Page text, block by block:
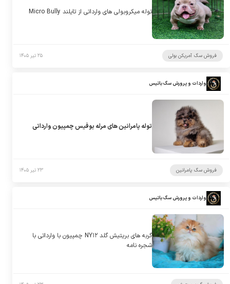
توله میکروبولی های وارداتی از تایلند Micro Bully
فروش سگ آمریکن بولی ۲۵ تیر ۱۴۰۵
واردات و پرورش سگ باتیس
توله پامرانین های مرله بوفیس چمپیون وارداتی
فروش سگ پامرانین ۲۳ تیر ۱۴۰۵
واردات و پرورش سگ باتیس
گربه های بریتیش گلد NY۱۲ چمپیون با وارداتی با
شجره نامه